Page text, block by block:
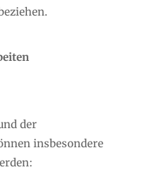
der
insbesondere